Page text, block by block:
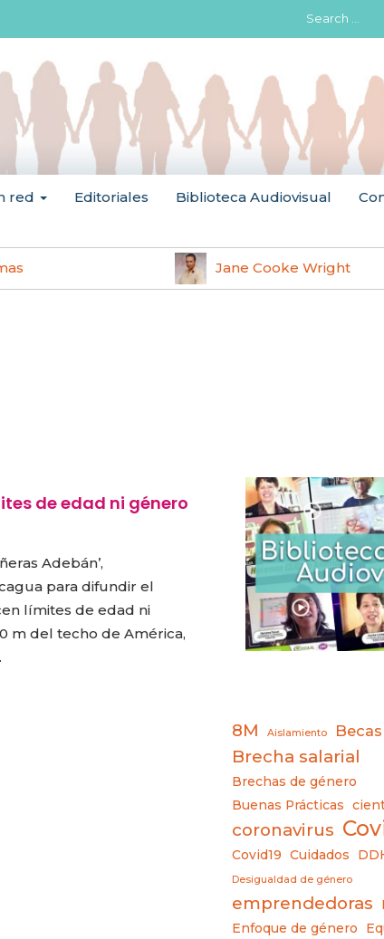
Search
for:
red Editoriales Biblioteca Audiovisual
Jane Cooke Wright
de edad ni género
Adebán’,
para difundir el
límites de edad ni
m del techo de América,
8M Aislamiento Becas
Brecha salarial
Brechas de género
Buenas Prácticas
coronavirus
Covid19 Cuidados
Desigualdad de género
emprendedoras
Enfoque de género